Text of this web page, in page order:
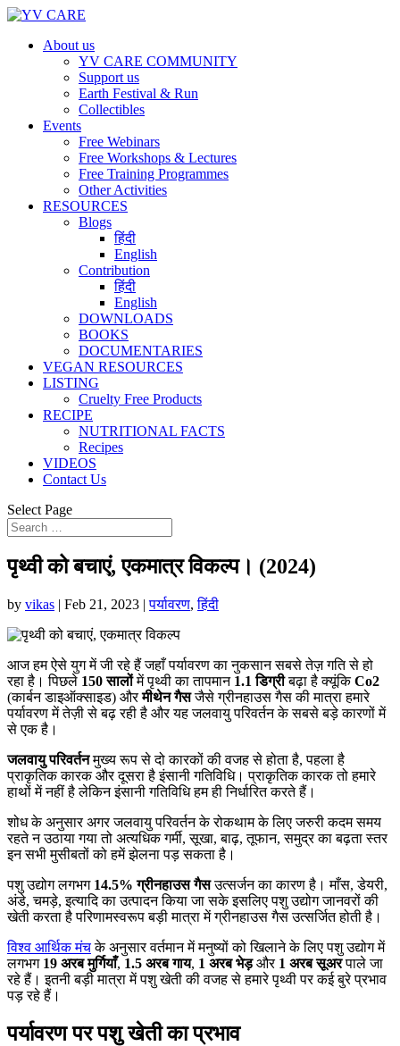
About us
YV CARE COMMUNITY
Support us
Earth Festival & Run
Collectibles
Events
Free Webinars
Free Workshops & Lectures
Free Training Programmes
Other Activities
RESOURCES
Blogs
हिंदी
English
Contribution
हिंदी
English
DOWNLOADS
BOOKS
DOCUMENTARIES
VEGAN RESOURCES
LISTING
Cruelty Free Products
RECIPE
NUTRITIONAL FACTS
Recipes
VIDEOS
Contact Us
Select Page
पृथ्वी को बचाएं, एकमात्र विकल्प। (2024)
by vikas | Feb 21, 2023 |पर्यावरण,हिंदी
आज हम ऐसे युग में जी रहे हैं जहाँ पर्यावरण का नुकसान सबसे तेज़ गति से हो
रहा है। पिछले 150 सालोंमें पृथ्वी का तापमान 1.1 डिग्रीबढ़ा है क्यूंकिCo2
(कार्बन डाइऑक्साइड) औरमीथेन गैसजैसे ग्रीनहाउस गैस की मात्रा हमारे
पर्यावरण में तेज़ी से बढ़ रही है और यह जलवायु परिवर्तन के सबसे बड़े कारणों में
से एक है।
जलवायु परिवर्तनमुख्य रूप से दो कारकों की वजह से होता है, पहला है
प्राकृतिक कारक और दूसरा है इंसानी गतिविधि। प्राकृतिक कारक तो हमारे
हाथों में नहीं है लेकिन इंसानी गतिविधि हम ही निर्धारित करते हैं।
शोध के अनुसार अगर जलवायु परिवर्तन के रोकथाम के लिए जरुरी कदम समय
रहते न उठाया गया तो अत्यधिक गर्मी, सूखा, बाढ़, तूफान, समुद्र का बढ़ता स्तर
इन सभी मुसीबतों को हमें झेलना पड़ सकता है।
पशु उद्योग लगभग 14.5% ग्रीनहाउस गैसउत्सर्जन का कारण है। माँस, डेयरी,
अंडे, चमड़े, इत्यादि का उत्पादन किया जा सके इसलिए पशु उद्योग जानवरों की
खेती करता है परिणामस्वरूप बड़ी मात्रा में ग्रीनहाउस गैस उत्सर्जित होती है।
विश्व आर्थिक मंचके अनुसार वर्तमान में मनुष्यों को खिलाने के लिए पशु उद्योग में
लगभग19 अरब मुर्गियाँ, 1.5 अरब गाय, 1 अरब भेड़और1 अरब सूअरपाले जा
रहे हैं। इतनी बड़ी मात्रा में पशु खेती की वजह से हमारे पृथ्वी पर कई बुरे प्रभाव
पड़ रहे हैं।
पर्यावरण पर पशु खेती का प्रभाव